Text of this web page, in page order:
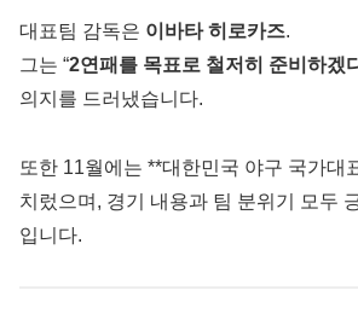
대표팀 감독은 이바타 히로카즈.
그는 “2연패를 목표로 철저히 준비하겠
의지를 드러냈습니다.
또한 11월에는 **대한민국 야구 국가대
치렀으며, 경기 내용과 팀 분위기 모두
입니다.